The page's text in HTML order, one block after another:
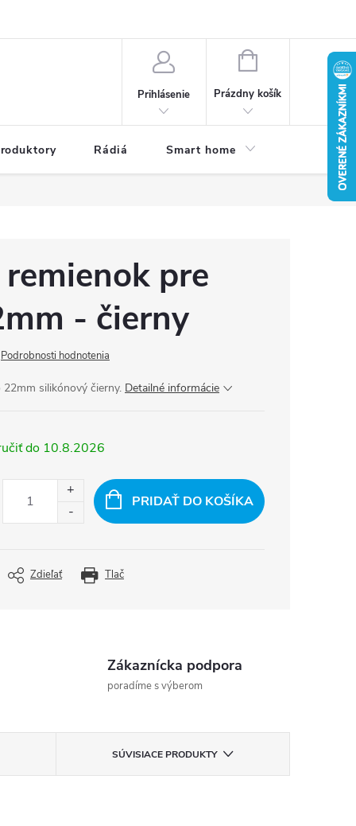
osobných údajov
Prihlásenie
NÁKUPNÝ
Prázdny košík
Rádiá Smart home Kamery
pre
- čierny
Podrobnosti hodnotenia
silikónový čierny. Detailné informácie
10.8.2026
PRIDAŤ DO KOŠÍKA
Tlač
Zdieľať
Zákaznícka podpora
poradíme s výberom
SÚVISIACE PRODUKTY